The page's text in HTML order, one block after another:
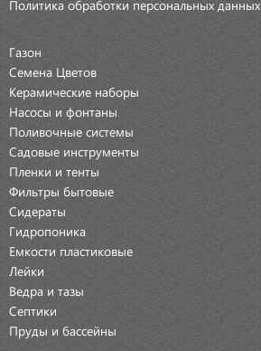
Политика обработки персональных данных
Газон
Семена Цветов
Керамические наборы
Насосы и фонтаны
Поливочные системы
Садовые инструменты
Пленки и тенты
Фильтры бытовые
Сидераты
Гидропоника
Емкости пластиковые
Лейки
Ведра и тазы
Септики
Пруды и бассейны